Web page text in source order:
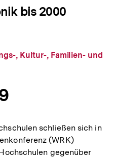
bis 2000
, Kultur-, Familien- und
schließen sich in
(WRK)
gegenüber